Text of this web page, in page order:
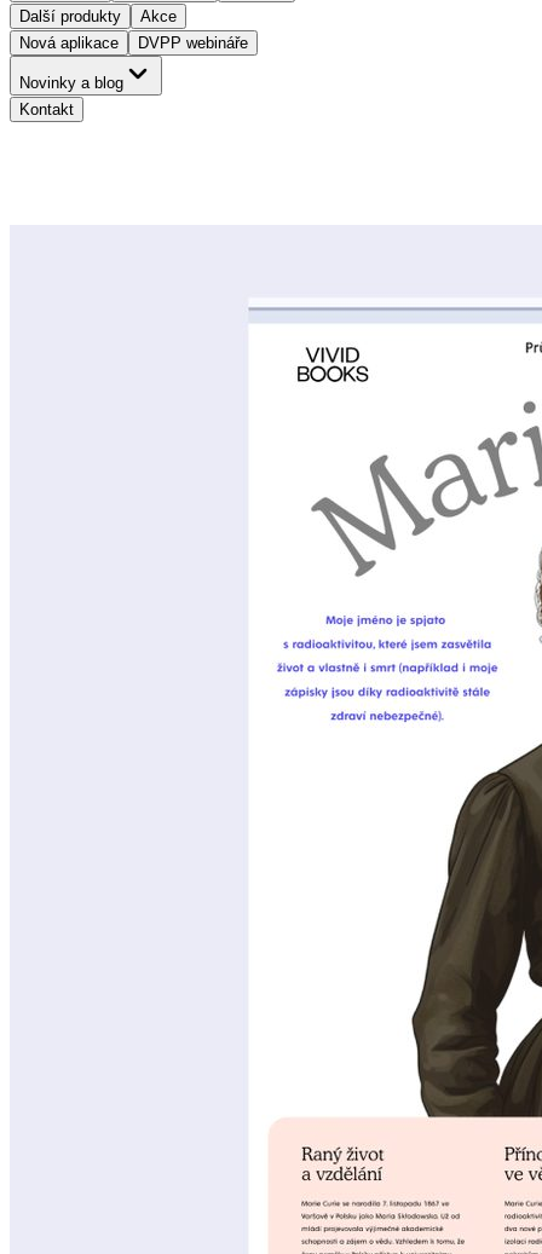
Další produkty
Akce
Nová aplikace
DVPP webináře
Novinky a blog
Kontakt